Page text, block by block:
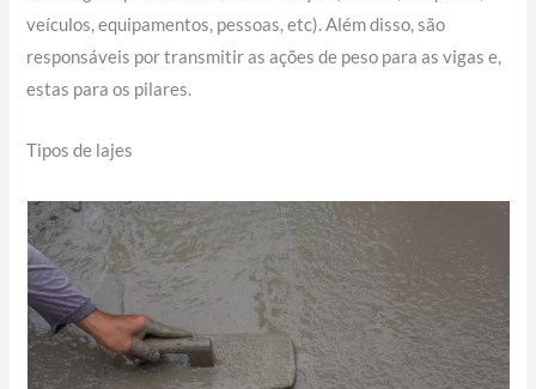
veículos, equipamentos, pessoas, etc). Além disso, são
responsáveis por transmitir as ações de peso para as vigas e,
estas para os pilares.
Tipos de lajes